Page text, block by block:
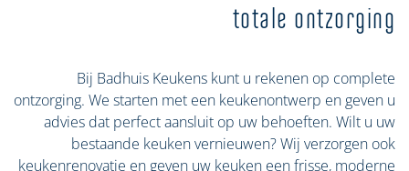
totale ontzorging
Bij Badhuis Keukens kunt u rekenen op complete
ontzorging. We starten met een keukenontwerp en geven u
advies dat perfect aansluit op uw behoeften. Wilt u uw
bestaande keuken vernieuwen? Wij verzorgen ook
keukenrenovatie en geven uw keuken een frisse, moderne